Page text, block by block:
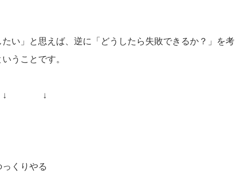
い」と思えば、逆に「どうしたら失敗できるか？」を考
うことです。
↓
くりやる